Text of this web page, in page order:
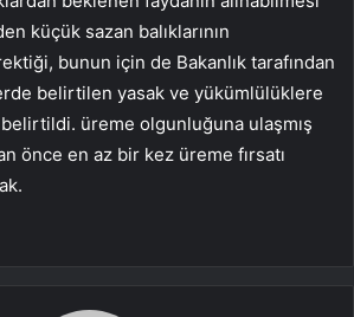
küçük sazan balıklarının
bunun için de Bakanlık tarafından
belirtilen yasak ve yükümlülüklere
üreme olgunluğuna ulaşmış
önce en az bir kez üreme fırsatı